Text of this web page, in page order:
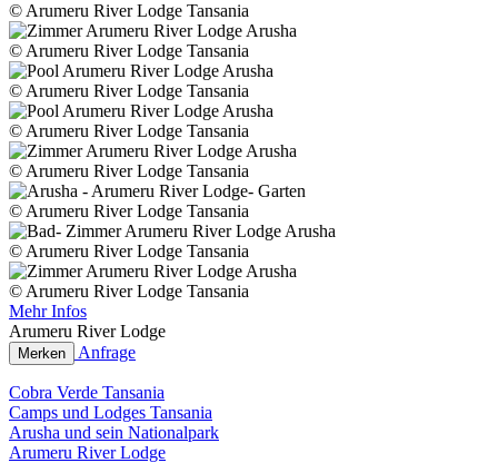
© Arumeru River Lodge Tansania
© Arumeru River Lodge Tansania
© Arumeru River Lodge Tansania
© Arumeru River Lodge Tansania
© Arumeru River Lodge Tansania
© Arumeru River Lodge Tansania
© Arumeru River Lodge Tansania
© Arumeru River Lodge Tansania
Mehr Infos
Arumeru River Lodge
Merken Anfrage
Cobra Verde Tansania
Camps und Lodges Tansania
Arusha und sein Nationalpark
Arumeru River Lodge